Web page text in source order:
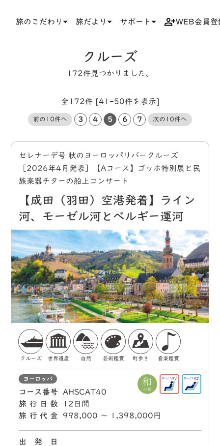
旅のこだわり 旅だより サポート WEB会員登
クルーズ
172件見つかりました。
全172件 [41-50件を表示]
前の10件へ 3 4 5 6 7 次の10件へ
セレナーデ号 秋のヨーロッパリバークルーズ
［2026年4月発表］【Aコース】ゴッホ特別展と民
族楽器チターの船上コンサート
【成田（羽田）空港発着】ライン
河、モーゼル河とベルギー運河
クルーズ 世界遺産 自然 芸術鑑賞 町歩き 音楽鑑賞
ヨーロッパ
コース番号
AHSCAT40
旅行日数
12日間
旅行代金
998,000 〜 1,398,000円
出 発 日